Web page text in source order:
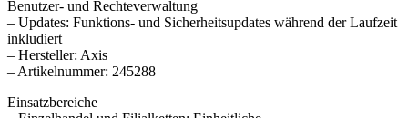
Benutzer- und Rechteverwaltung
– Updates: Funktions- und Sicherheitsupdates während der Laufzeit
inkludiert
– Hersteller: Axis
– Artikelnummer: 245288
Einsatzbereiche